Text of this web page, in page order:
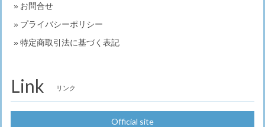
お問合せ
プライバシーポリシー
特定商取引法に基づく表記
Link リンク
Official site